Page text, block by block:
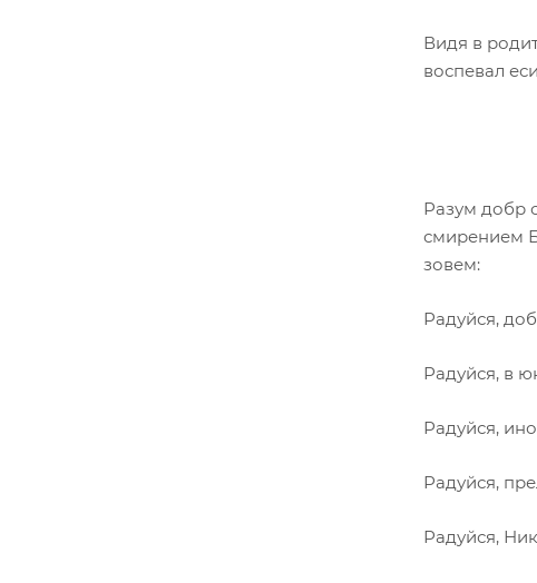
Видя в
воспевал
Разум добр
смирением
зовем:
Радуйся,
Радуйся, в
Радуйся,
Радуйся,
Радуйся,